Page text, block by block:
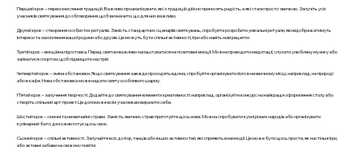
Перший крок – переосмислення традицій. Важливо проаналізувати, які з традицій дійсно приносять радість, а які стали просто звичкою. Залучіть усіх
учасників святкування до обговорення, щоб визначити, що для них важливо.
Другий крок – створення особистих ритуалів. Замість стандартних сценаріїв святкувань, спробуйте розробити унікальні ритуали, які відображатимуть
інтереси та захоплення вашої родини або друзів. Це можуть бути спільні активності, ігри або навіть нові рецепти.
Третій крок – емоційна підготовка. Перед святом важливо налаштуватися на позитивні емоції. Можна проводити медитації, слухати улюблену музику або
займатися спортом, щоб підвищити настрій.
Четвертий крок – зміна обстановки. Якщо святкування завжди проходять вдома, спробуйте організувати його в незвичному місці, наприклад, на природі
або в кафе. Нова обстановка може надати святу особливого шарму.
П’ятий крок – залучення творчості. Додайте до святкування елементи креативності: наприклад, організуйте конкурс на найкраще оформлення столу або
створіть спільний арт-проект. Це допоможе всім учасникам виразити себе.
Шостий крок – смачні та незвичайні страви. Замість звичних страв приготуйте щось нове. Можна спробувати кухні різних народів або організувати
кулінарний батл, де кожен готує щось своє.
Сьомий крок – спільні активності. Залучайте всіх до ігор, танців або інших активностей, які сприяють взаємодії. Це може бути щось просте, як настільні ігри,
або активні забави на свіжому повітрі.